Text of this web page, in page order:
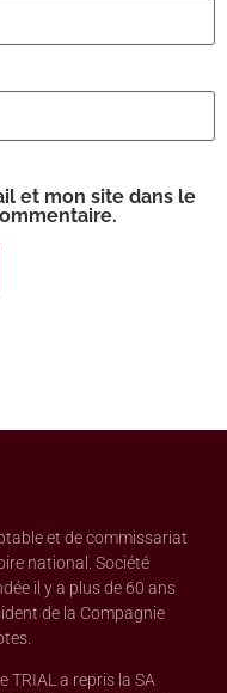
et mon site dans le
et de commissariat
national. Société
il y a plus de 60 ans
de la Compagnie
TRIAL a repris la SA